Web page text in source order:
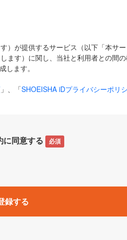
）が提供するサービス（以下「本サ
ます）に関し、当社と利用者との間
します。
」、「SHOEISHA iDプライバシーポリ
（名称や内容が変更された場合、変更
イベントやキャンペーンをいいます。
EnterpriseZine」「ECzine」「Biz/
に同意する 必須
録する